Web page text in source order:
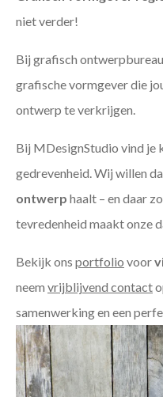
niet verder!
Bij grafisch ontwerpbureau
grafische vormgever die
ontwerp te verkrijgen.
Bij MDesignStudio vind je
gedrevenheid. Wij willen
ontwerp haalt – en daar
tevredenheid maakt onze
Bekijk ons portfolio voor
neem vrijblijvend contact
samenwerking en een